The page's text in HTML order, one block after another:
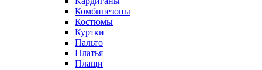
Комбинезоны
Костюмы
Куртки
Пальто
Платья
Плащи